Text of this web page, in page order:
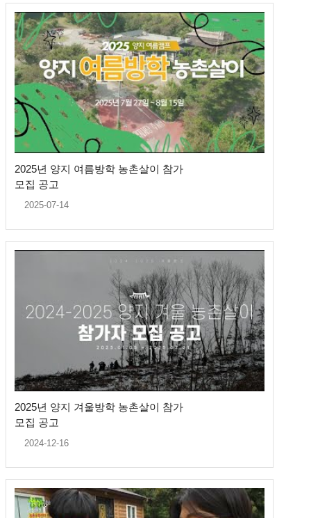
2025년 양지 여름방학 농촌살이 참가
모집 공고
2025-07-14
2025년 양지 겨울방학 농촌살이 참가
모집 공고
2024-12-16